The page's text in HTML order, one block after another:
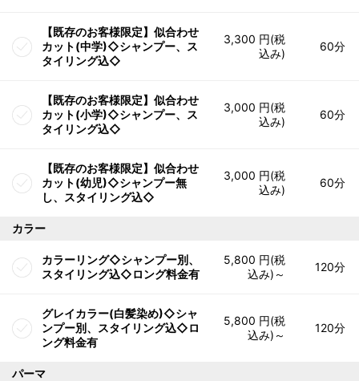
【既存のお客様限定】似合わせ
カット(中学)◇シャンプー、ス
タイリング込◇
3,300 円(税
込み)
60分
【既存のお客様限定】似合わせ
カット(小学)◇シャンプー、ス
タイリング込◇
3,000 円(税
込み)
60分
【既存のお客様限定】似合わせ
カット(幼児)◇シャンプー無
し、スタイリング込◇
3,000 円(税
込み)
60分
カラー
カラーリング◇シャンプー別、
スタイリング込◇ロング料金有
5,800 円(税
込み)～
120分
グレイカラー(白髪染め)◇シャ
ンプー別、スタイリング込◇ロ
ング料金有
5,800 円(税
込み)～
120分
パーマ